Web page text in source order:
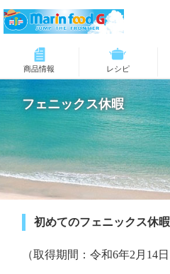
商品情報 レシピ
フェニックス休暇
初めてのフェニックス休暇
（取得期間：令和6年2月14日